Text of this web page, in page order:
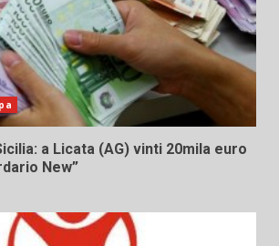
a Licata (AG) vinti 20mila euro
New”